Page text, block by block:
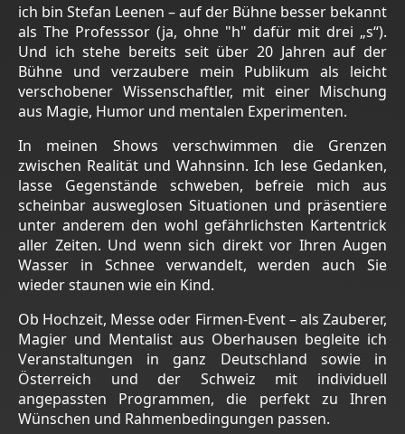
ich bin Stefan Leenen – auf der Bühne besser bekannt
als The Professsor (ja, ohne "h" dafür mit drei „s“).
Und ich stehe bereits seit über 20 Jahren auf der
Bühne und verzaubere mein Publikum als leicht
verschobener Wissenschaftler, mit einer Mischung
aus Magie, Humor und mentalen Experimenten.
In meinen Shows verschwimmen die Grenzen
zwischen Realität und Wahnsinn. Ich lese Gedanken,
lasse Gegenstände schweben, befreie mich aus
scheinbar ausweglosen Situationen und präsentiere
unter anderem den wohl gefährlichsten Kartentrick
aller Zeiten. Und wenn sich direkt vor Ihren Augen
Wasser in Schnee verwandelt, werden auch Sie
wieder staunen wie ein Kind.
Ob Hochzeit, Messe oder Firmen-Event – als Zauberer,
Magier und Mentalist aus Oberhausen begleite ich
Veranstaltungen in ganz Deutschland sowie in
Österreich und der Schweiz mit individuell
angepassten Programmen, die perfekt zu Ihren
Wünschen und Rahmenbedingungen passen.